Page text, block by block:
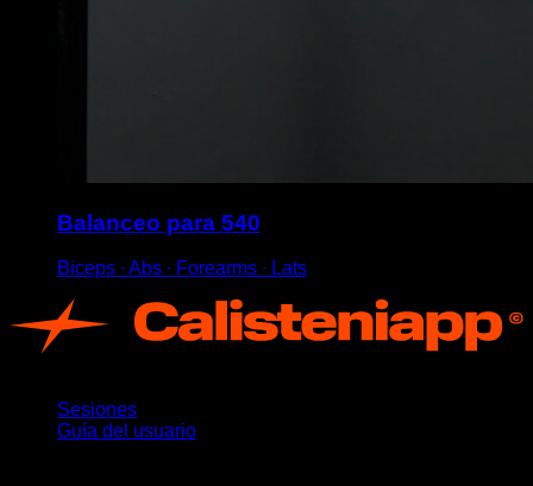
Balanceo para 540
Biceps ∙ Abs ∙ Forearms ∙ Lats
Sesiones
Guía del usuario